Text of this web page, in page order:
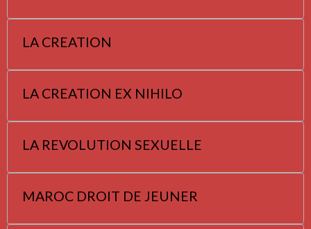
LA CREATION
LA CREATION EX NIHILO
LA REVOLUTION SEXUELLE
MAROC DROIT DE JEUNER